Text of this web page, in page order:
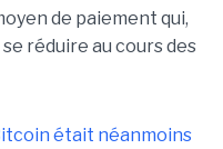
de paiement qui,
réduire au cours des
était néanmoins